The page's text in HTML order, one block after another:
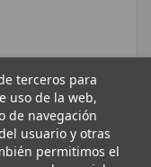
terceros para
uso de la web,
de navegación
usuario y otras
permitimos el